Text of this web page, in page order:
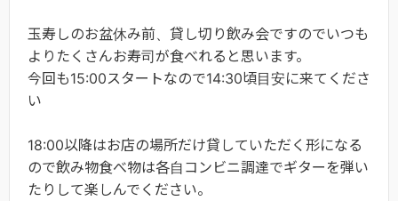
玉寿しのお盆休み前、貸し切り飲み会ですのでいつも
よりたくさんお寿司が食べれると思います。
今回も15:00スタートなので14:30頃目安に来てくださ
い
18:00以降はお店の場所だけ貸していただく形になる
ので飲み物食べ物は各自コンビニ調達でギターを弾い
たりして楽しんでください。